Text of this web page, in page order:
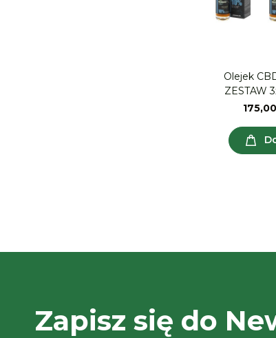
Olejek
ZESTAW
Zapisz się do